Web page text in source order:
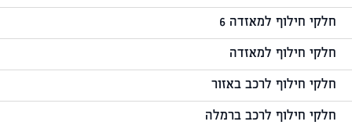
חלקי חילוף למאזדה 6
חלקי חילוף למאזדה
חלקי חילוף לרכב באזור
חלקי חילוף לרכב ברמלה